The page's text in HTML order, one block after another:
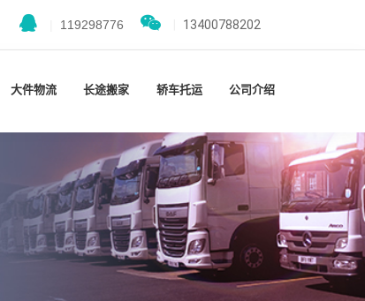
119298776 13400788202
大件物流 长途搬家 轿车托运 公司介绍